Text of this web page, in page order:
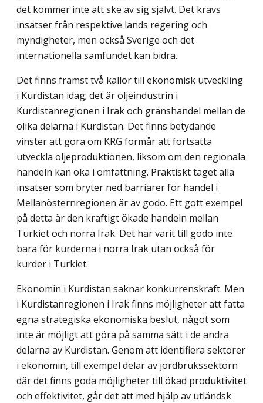
det kommer inte att ske av sig självt. Det krävs
insatser från respektive lands regering och
myndigheter, men också Sverige och det
internationella samfundet kan bidra.
Det finns främst två källor till ekonomisk utveckling
i Kurdistan idag; det är oljeindustrin i
Kurdistanregionen i Irak och gränshandel mellan de
olika delarna i Kurdistan. Det finns betydande
vinster att göra om KRG förmår att fortsätta
utveckla oljeproduktionen, liksom om den regionala
handeln kan öka i omfattning. Praktiskt taget alla
insatser som bryter ned barriärer för handel i
Mellanösternregionen är av godo. Ett gott exempel
på detta är den kraftigt ökade handeln mellan
Turkiet och norra Irak. Det har varit till godo inte
bara för kurderna i norra Irak utan också för
kurder i Turkiet.
Ekonomin i Kurdistan saknar konkurrenskraft. Men
i Kurdistanregionen i Irak finns möjligheter att fatta
egna strategiska ekonomiska beslut, något som
inte är möjligt att göra på samma sätt i de andra
delarna av Kurdistan. Genom att identifiera sektorer
i ekonomin, till exempel delar av jordbrukssektorn
där det finns goda möjligheter till ökad produktivitet
och effektivitet, går det att med hjälp av utländsk